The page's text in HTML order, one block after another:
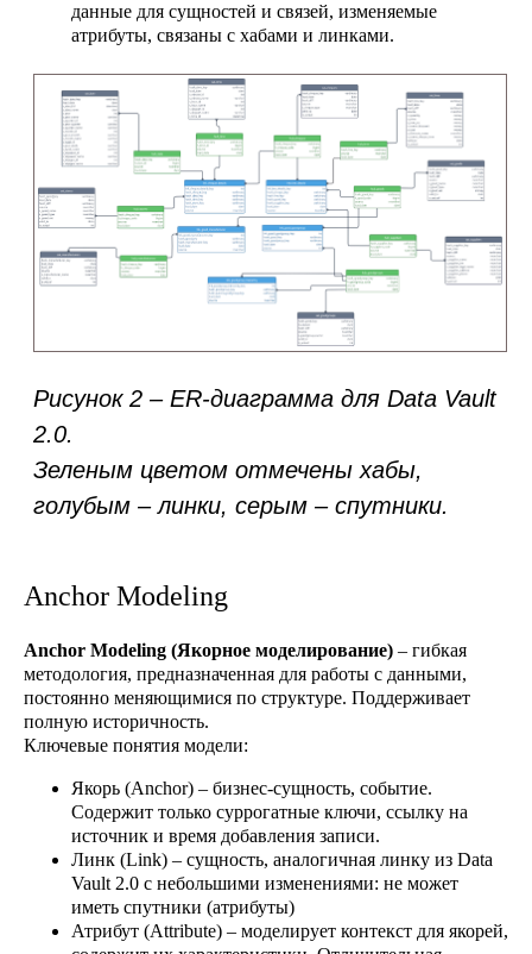
данные для сущностей и связей, изменяемые
атрибуты, связаны с хабами и линками.
Anchor Modeling
Anchor Modeling (Якорное моделирование) – гибкая
методология, предназначенная для работы с данными,
постоянно меняющимися по структуре. Поддерживает
полную историчность.
Ключевые понятия модели:
Якорь (Anchor) – бизнес-сущность, событие.
Содержит только суррогатные ключи, ссылку на
источник и время добавления записи.
Линк (Link) – сущность, аналогичная линку из Data
Vault 2.0 с небольшими изменениями: не может
иметь спутники (атрибуты)
Атрибут (Attribute) – моделирует контекст для якорей,
– ER-диаграмма фрагмента
зеленым – линки, оранжевым –
атрибуты якорей.
Простота реализации, низкий
порог входа для специалистов –
модель является интуитивно
понятной
Высокая производительность
запросов, благодаря
небольшому количеству таблиц
и соединений между ними